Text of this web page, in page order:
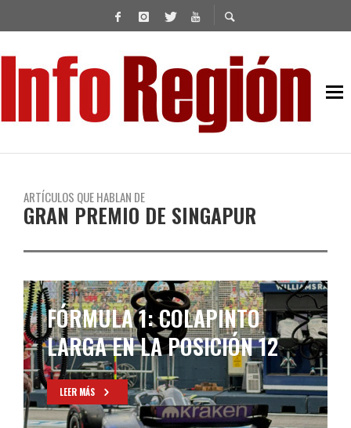
ARTÍCULOS QUE HABLAN DE
GRAN PREMIO DE SINGAPUR
FÓRMULA 1: COLAPINTO
LARGA EN LA POSICIÓN 12
LEER MÁS